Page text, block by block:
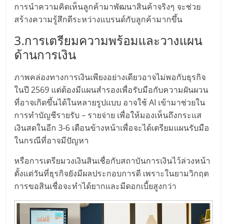
การนำความคิดเห็นลูกค้ามาพัฒนาสินค้าจริงๆ จะช่วย
สร้างความรู้สึกดีระหว่างแบรนด์กับลูกค้ามากขึ้น
3.การเตรียมความพร้อมและวางแผน
ด้านการเงิน
ภาพคล่องทางการเงินเพียงอย่างเดียวอาจไม่พอกับธุรกิจ
ในปี 2569 แต่ต้องมีแผนสำรองเพื่อรับมือกับความผันผวน
ที่อาจเกิดขึ้นได้ในหลายรูปแบบ อาจใช้ AI เข้ามาช่วยใน
การทำบัญชีรายรับ – รายจ่าย เพื่อให้มองเห็นถึงกระแส
เงินสดในอีก 3-6 เดือนข้างหน้าเพื่อจะได้เตรียมแผนรับมือ
ในกรณีที่อาจมีปัญหา
หรือการเตรียมวงเงินสินเชื่อกับสถาบันการเงินไว้ล่วงหน้า
ตั้งแต่วันที่ธุรกิจยังมีผลประกอบการดี เพราะในยามวิกฤต
การขอสินเชื่อจะทำได้ยากและมีดอกเบี้ยสูงกว่า